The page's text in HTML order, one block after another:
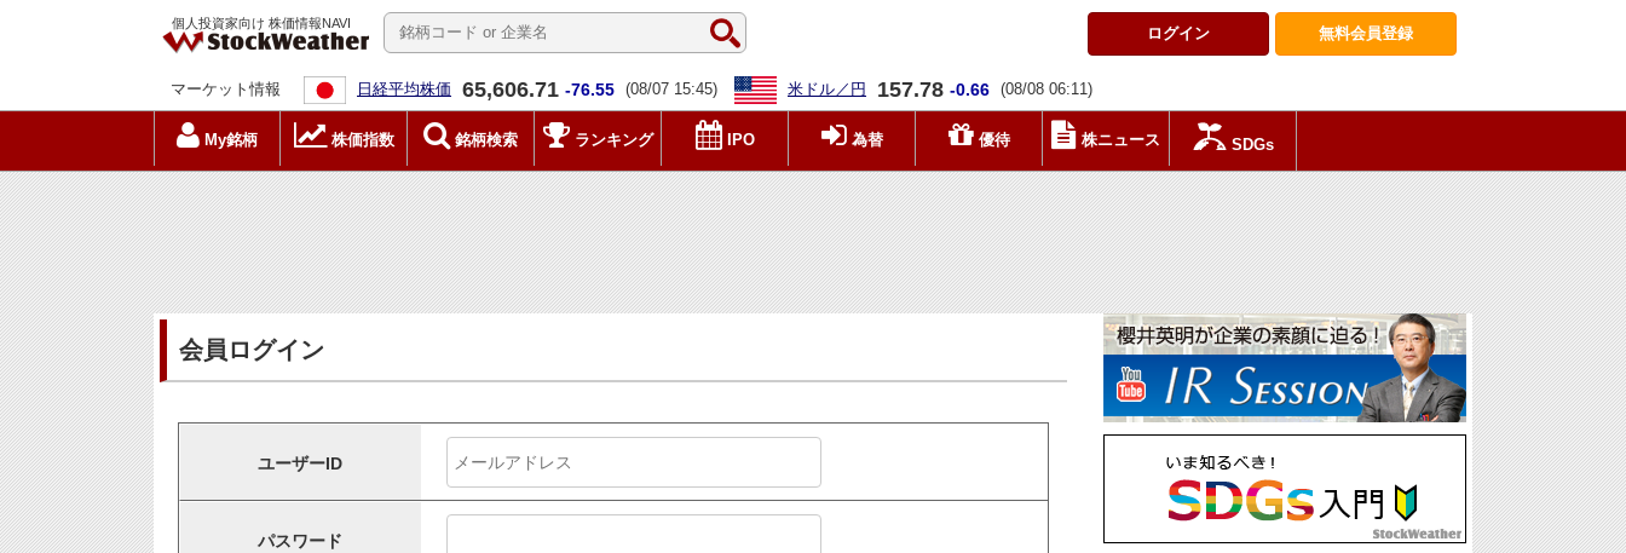
個人投資家向け 株価情報NAVI
無料会員登録
ログイン
マーケット情報 日経平均株価 65,606.71 -76.55 (08/07 15:45) 米ドル／円 157.78 -0.66 (08/08 06:11)
My銘柄 株価指数 銘柄検索 ランキング IPO 為替 優待 株ニュース SDGs
会員ログイン
ユーザーID
パスワード